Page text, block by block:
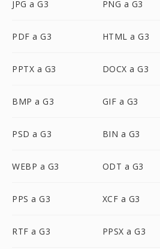
JPG a G3 PNG a G3
PDF a G3 HTML a G3
PPTX a G3 DOCX a G3
BMP a G3 GIF a G3
PSD a G3 BIN a G3
WEBP a G3 ODT a G3
PPS a G3 XCF a G3
RTF a G3 PPSX a G3